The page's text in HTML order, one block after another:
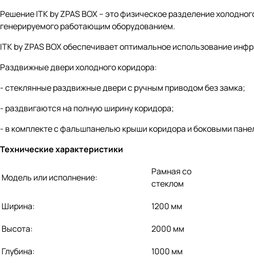
Решение ITK by ZPAS BOX – это физическое разделение
генерируемого работающим оборудованием.
ITK by ZPAS BOX обеспечивает оптимальное использование
Раздвижные двери холодного коридора:
- стеклянные раздвижные двери с ручным приводом без замка;
- раздвигаются на полную ширину коридора;
- в комплекте с фальшпанелью крыши коридора и боковыми
Технические характеристики
Модель или исполнение:
Рамная со
стеклом
Ширина:
1200 мм
Высота:
2000 мм
Глубина:
1000 мм